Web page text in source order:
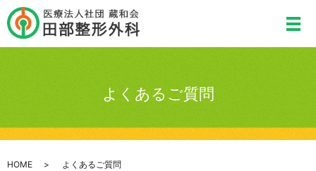
よくあるご質問
HOME よくあるご質問